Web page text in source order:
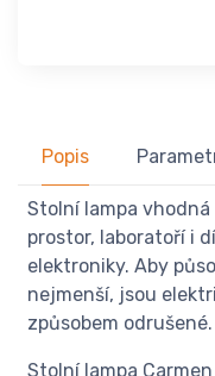
Popis
Stolní lampa
prostor, laboratoří i
elektroniky. Aby
nejmenší, jsou
způsobem odrušené.
Stolní lampa